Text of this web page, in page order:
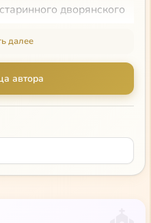
дворянского
крестьянского быта.
композитора была
Мусоргская
мальчик делал
и в
весьма неплохо
Листа. Однако в
далее
автора